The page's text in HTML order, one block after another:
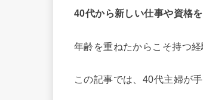
40代から新しい仕事や資格
年齢を重ねたからこそ持つ
この記事では、40代主婦が